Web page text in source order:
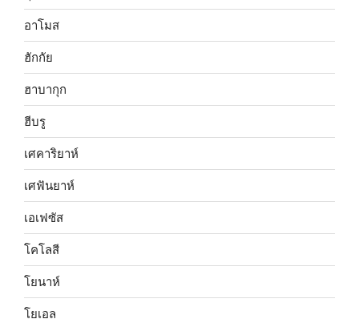
อาโมส
ฮักกัย
ฮาบากุก
ฮีบรู
เศคาริยาห์
เศฟันยาห์
เอเฟซัส
โคโลสี
โยนาห์
โยเอล